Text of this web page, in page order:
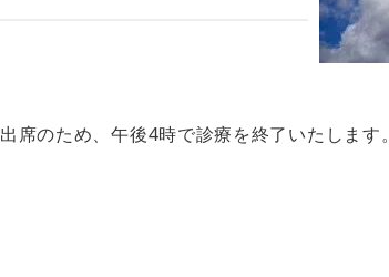
のため、午後4時で診療を終了いたします。